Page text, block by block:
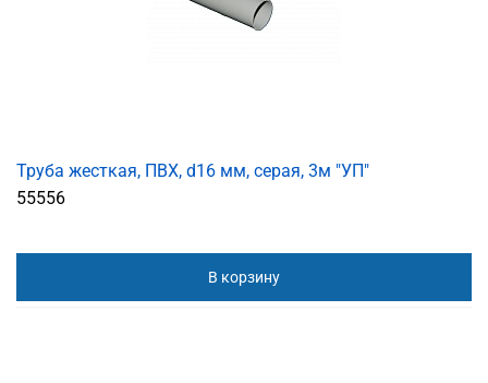
Труба жесткая, ПВХ, d16 мм, серая, 3м "УП"
55556
В корзину